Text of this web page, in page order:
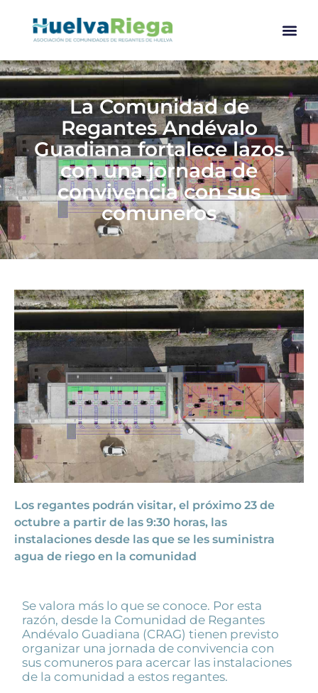
La Comunidad de
Regantes Andévalo
Guadiana fortalece lazos
con una jornada de
convivencia con sus
comuneros
Los regantes podrán visitar, el próximo 23 de
octubre a partir de las 9:30 horas, las
instalaciones desde las que se les suministra
agua de riego en la comunidad
Se valora más lo que se conoce. Por esta
razón, desde la Comunidad de Regantes
Andévalo Guadiana (CRAG) tienen previsto
organizar una jornada de convivencia con
sus comuneros para acercar las instalaciones
de la comunidad a estos regantes.